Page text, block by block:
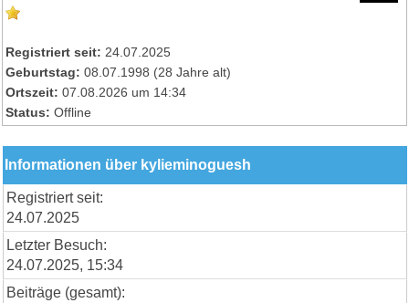
Registriert seit: 24.07.2025
Geburtstag: 08.07.1998 (28 Jahre alt)
Ortszeit: 07.08.2026 um 14:34
Status: Offline
Informationen über kylieminoguesh
Registriert seit:
24.07.2025
Letzter Besuch:
24.07.2025, 15:34
Beiträge (gesamt):